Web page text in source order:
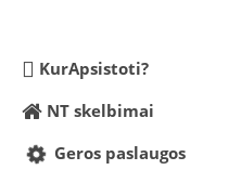
KurApsistoti?
NT skelbimai
Geros paslaugos